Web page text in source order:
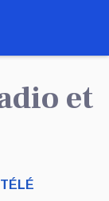
et